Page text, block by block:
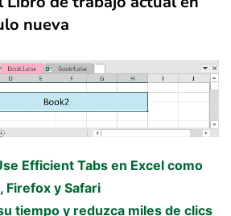
nueva
Efficient Tabs en Excel como
Firefox y Safari
tiempo y reduzca miles de clics